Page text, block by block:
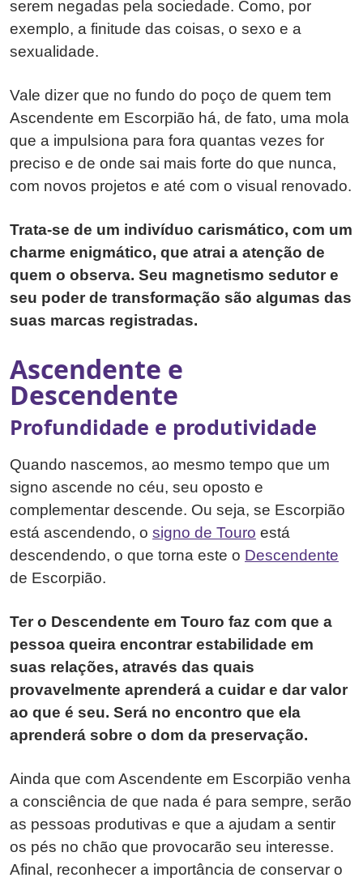
serem negadas pela sociedade. Como, por
exemplo, a finitude das coisas, o sexo e a
sexualidade.
Vale dizer que no fundo do poço de quem tem
Ascendente em Escorpião há, de fato, uma mola
que a impulsiona para fora quantas vezes for
preciso e de onde sai mais forte do que nunca,
com novos projetos e até com o visual renovado.
Trata-se de um indivíduo carismático, com um
charme enigmático, que atrai a atenção de
quem o observa. Seu magnetismo sedutor e
seu poder de transformação são algumas das
suas marcas registradas.
Ascendente e
Descendente
Profundidade e produtividade
Quando nascemos, ao mesmo tempo que um
signo ascende no céu, seu oposto e
complementar descende. Ou seja, se Escorpião
está ascendendo, o signo de Touro está
descendendo, o que torna este o Descendente
de Escorpião.
Ter o Descendente em Touro faz com que a
pessoa queira encontrar estabilidade em
suas relações, através das quais
provavelmente aprenderá a cuidar e dar valor
ao que é seu. Será no encontro que ela
aprenderá sobre o dom da preservação.
Ainda que com Ascendente em Escorpião venha
a consciência de que nada é para sempre, serão
as pessoas produtivas e que a ajudam a sentir
os pés no chão que provocarão seu interesse.
Afinal, reconhecer a importância de conservar o